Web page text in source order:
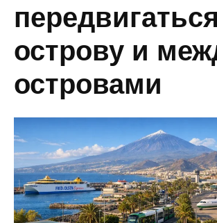
острову и
островами